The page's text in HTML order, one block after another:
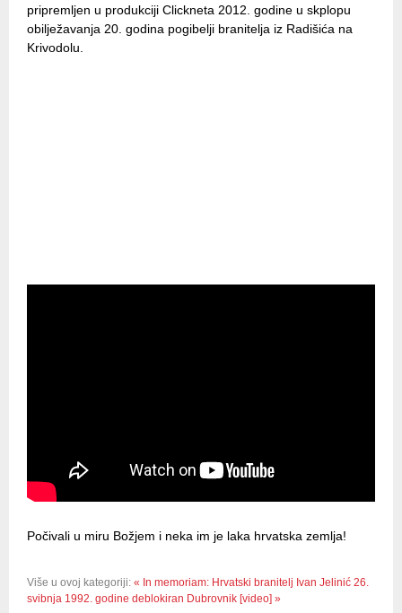
pripremljen u produkciji Clickneta 2012. godine u skplopu
obilježavanja 20. godina pogibelji branitelja iz Radišića na
Krivodolu.
Počivali u miru Božjem i neka im je laka hrvatska zemlja!
Više u ovoj kategoriji: « In memoriam: Hrvatski branitelj Ivan Jelinić 26.
svibnja 1992. godine deblokiran Dubrovnik [video] »